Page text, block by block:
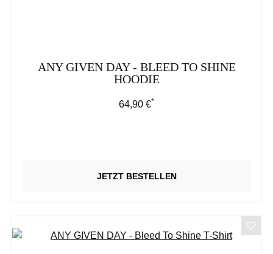
ANY GIVEN DAY - BLEED TO SHINE
HOODIE
Regulärer Preis:
64,90 €*
JETZT BESTELLEN